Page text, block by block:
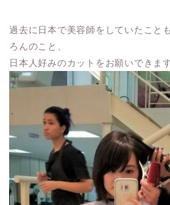
過去に日本で美容師をしていたこと
ろんのこと、
日本人好みのカットをお願いできます